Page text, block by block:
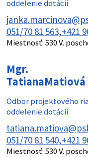
oddelenie dotácií
051/70 81 563 +421
Miestnosť:530 V.
Mgr.
TatianaMatiová
Odbor projektového
oddelenie dotácií
051/70 81 540 +421
Miestnosť:530 V.